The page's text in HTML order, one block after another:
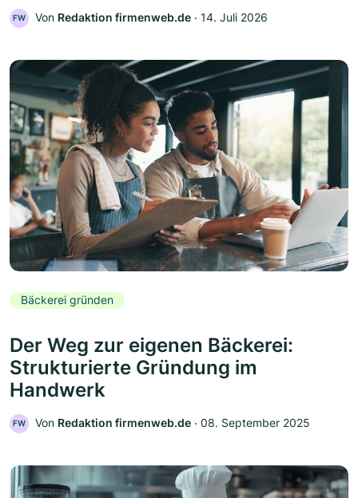
FW Von Redaktion firmenweb.de ‧ 14. Juli 2026
Bäckerei gründen
Der Weg zur eigenen Bäckerei:
Strukturierte Gründung im
Handwerk
FW Von Redaktion firmenweb.de ‧ 08. September 2025